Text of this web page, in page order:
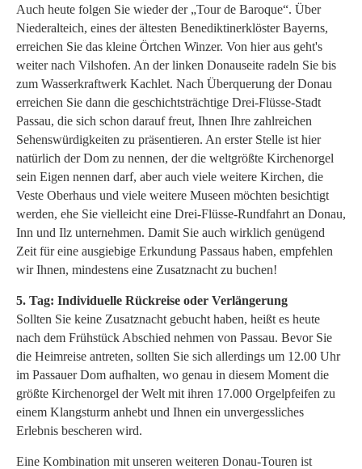
Auch heute folgen Sie wieder der „Tour de Baroque“. Über
Niederalteich, eines der ältesten Benediktinerklöster Bayerns,
erreichen Sie das kleine Örtchen Winzer. Von hier aus geht's
weiter nach Vilshofen. An der linken Donauseite radeln Sie bis
zum Wasserkraftwerk Kachlet. Nach Überquerung der Donau
erreichen Sie dann die geschichtsträchtige Drei-Flüsse-Stadt
Passau, die sich schon darauf freut, Ihnen Ihre zahlreichen
Sehenswürdigkeiten zu präsentieren. An erster Stelle ist hier
natürlich der Dom zu nennen, der die weltgrößte Kirchenorgel
sein Eigen nennen darf, aber auch viele weitere Kirchen, die
Veste Oberhaus und viele weitere Museen möchten besichtigt
werden, ehe Sie vielleicht eine Drei-Flüsse-Rundfahrt an Donau,
Inn und Ilz unternehmen. Damit Sie auch wirklich genügend
Zeit für eine ausgiebige Erkundung Passaus haben, empfehlen
wir Ihnen, mindestens eine Zusatznacht zu buchen!
5. Tag: Individuelle Rückreise oder Verlängerung
Sollten Sie keine Zusatznacht gebucht haben, heißt es heute
nach dem Frühstück Abschied nehmen von Passau. Bevor Sie
die Heimreise antreten, sollten Sie sich allerdings um 12.00 Uhr
im Passauer Dom aufhalten, wo genau in diesem Moment die
größte Kirchenorgel der Welt mit ihren 17.000 Orgelpfeifen zu
einem Klangsturm anhebt und Ihnen ein unvergessliches
Erlebnis bescheren wird.
Eine Kombination mit unseren weiteren Donau-Touren ist